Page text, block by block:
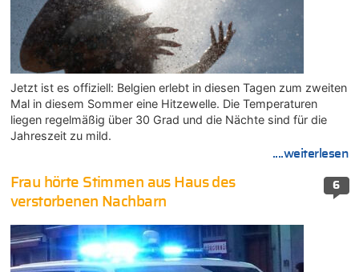
Jetzt ist es offiziell: Belgien erlebt in diesen Tagen zum zweiten
Mal in diesem Sommer eine Hitzewelle. Die Temperaturen
liegen regelmäßig über 30 Grad und die Nächte sind für die
Jahreszeit zu mild.
....weiterlesen
6
Frau hörte Stimmen aus Haus des
verstorbenen Nachbarn